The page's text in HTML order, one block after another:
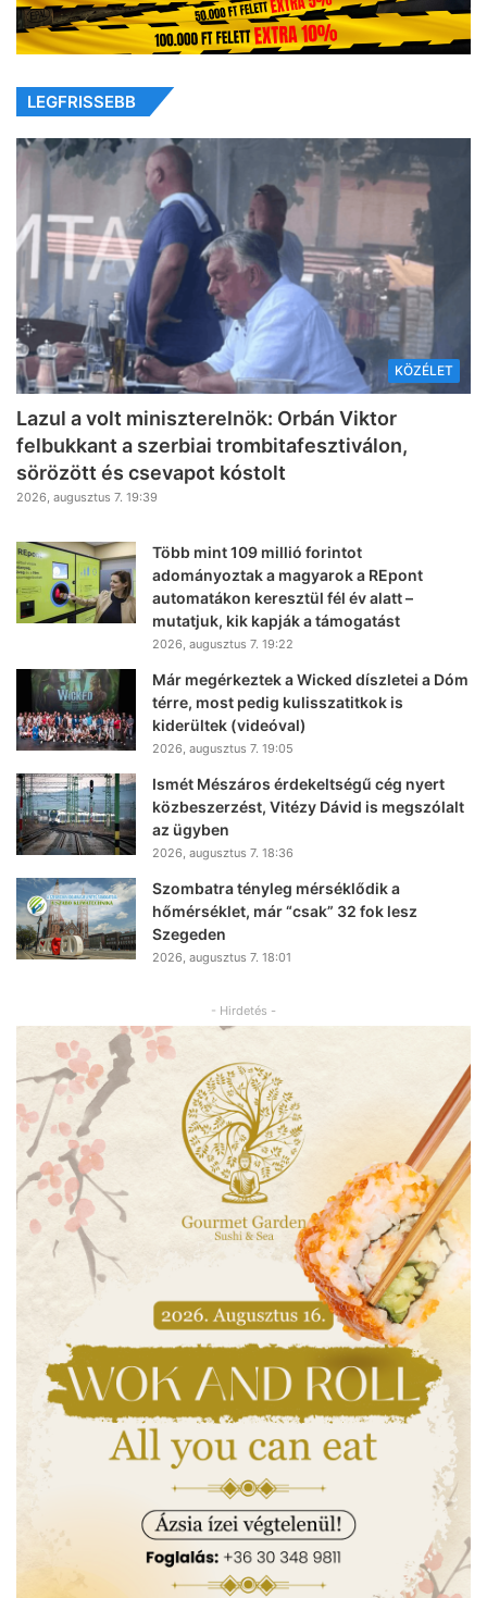
LEGFRISSEBB
KÖZÉLET
Lazul a volt miniszterelnök: Orbán Viktor
felbukkant a szerbiai trombitafesztiválon,
sörözött és csevapot kóstolt
2026, augusztus 7. 19:39
Több mint 109 millió forintot
adományoztak a magyarok a REpont
automatákon keresztül fél év alatt –
mutatjuk, kik kapják a támogatást
2026, augusztus 7. 19:22
Már megérkeztek a Wicked díszletei a Dóm
térre, most pedig kulisszatitkok is
kiderültek (videóval)
2026, augusztus 7. 19:05
Ismét Mészáros érdekeltségű cég nyert
közbeszerzést, Vitézy Dávid is megszólalt
az ügyben
2026, augusztus 7. 18:36
Szombatra tényleg mérséklődik a
hőmérséklet, már “csak” 32 fok lesz
Szegeden
2026, augusztus 7. 18:01
- Hirdetés -